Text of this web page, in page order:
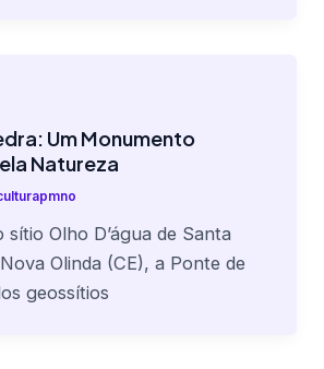
Um Monumento
Natureza
sítio Olho D’água de Santa
Olinda (CE), a Ponte de
geossítios